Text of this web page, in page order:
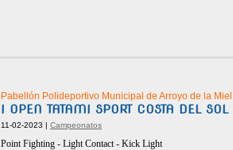
Pabellón Polideportivo Municipal de Arroyo de la Miel
I OPEN TATAMI SPORT COSTA DEL SOL
11-02-2023 | Campeonatos
Point Fighting - Light Contact - Kick Light